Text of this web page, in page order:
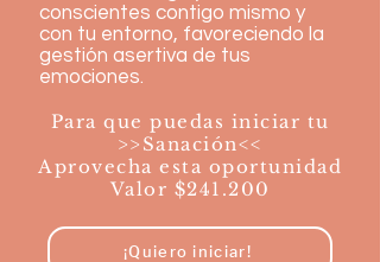
conscientes contigo mismo y
con tu entorno, favoreciendo la
gestión asertiva de tus
emociones.
Para que puedas iniciar tu
>>Sanación<<
Aprovecha esta oportunidad
Valor $241.200
¡Quiero iniciar!